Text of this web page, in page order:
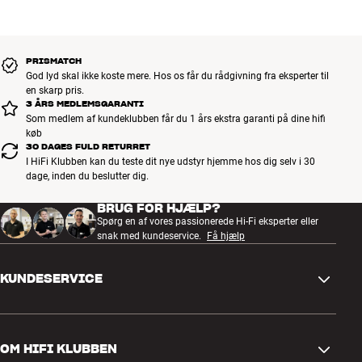
PRISMATCH
God lyd skal ikke koste mere. Hos os får du rådgivning fra eksperter til
en skarp pris.
3 ÅRS MEDLEMSGARANTI
Som medlem af kundeklubben får du 1 års ekstra garanti på dine hifi
køb
30 DAGES FULD RETURRET
I HiFi Klubben kan du teste dit nye udstyr hjemme hos dig selv i 30
dage, inden du beslutter dig.
BRUG FOR HJÆLP?
Spørg en af vores passionerede Hi-Fi eksperter eller
snak med kundeservice.
Få hjælp
KUNDESERVICE
OM HIFI KLUBBEN